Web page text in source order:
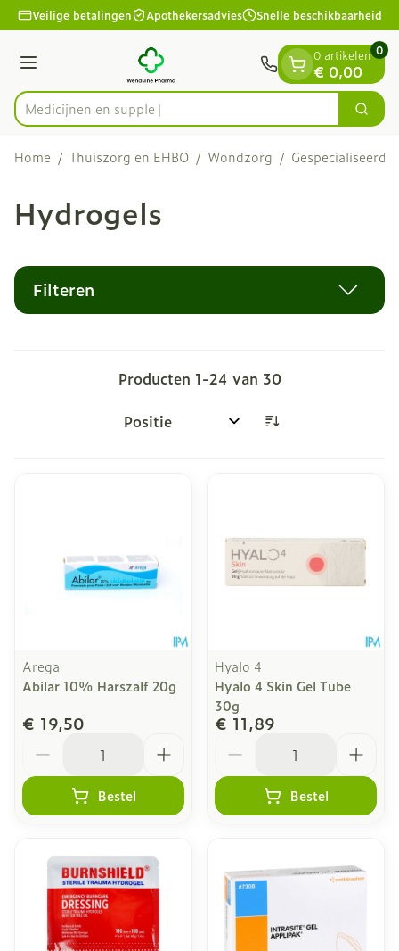
Ga naar de inhoud
1 van 1
Veilige betalingen Apothekersadvies Snelle beschikbaarheid
Menu
Product, merk, categorie...
Medi Zoek
0 artikelen
€ 0,00
0
Home / Thuiszorg en EHBO / Wondzorg /
Hydrogels
Filteren
Producten 1-24 van 30
Sorteer op:
Arega
Abilar 10% Harszalf 20g
€ 19,50
Bestel
Hyalo 4
Hyalo 4 Skin Gel Tube
30g
€ 11,89
Bestel